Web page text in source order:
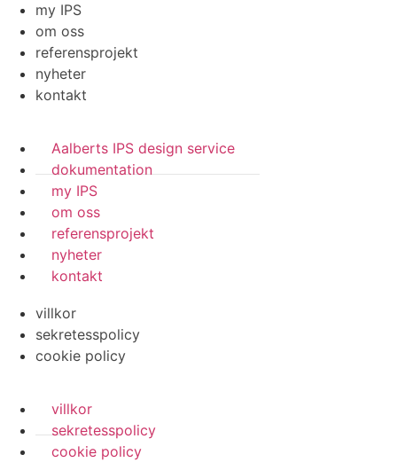
my IPS
om oss
referensprojekt
nyheter
kontakt
Aalberts IPS design service
dokumentation
my IPS
om oss
referensprojekt
nyheter
kontakt
villkor
sekretesspolicy
cookie policy
villkor
sekretesspolicy
cookie policy